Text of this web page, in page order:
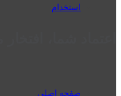
استخدام
صفحه اصلی